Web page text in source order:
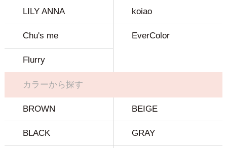
LILY ANNA koiao
Chu's me EverColor
Flurry
カラーから探す
BROWN BEIGE
BLACK GRAY